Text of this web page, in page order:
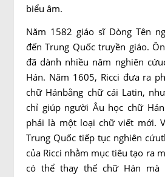
biểu âm.
Năm 1582 giáo sĩ Dòng Tên
đến Trung Quốc truyền giáo.
đã dành nhiều năm nghiên
Hán. Năm 1605, Ricci đưa ra
chữ Hánbằng chữ cái Latin,
chỉ giúp người Âu học chữ
phải là một loại chữ viết mới.
Trung Quốc tiếp tục nghiên
của Ricci nhằm mục tiêu tạo ra
có thể thay thế chữ Hán mà